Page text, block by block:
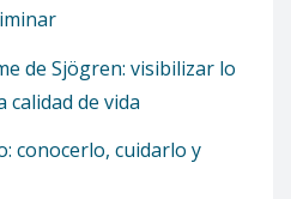
de Sjögren: visibilizar lo
de vida
conocerlo, cuidarlo y